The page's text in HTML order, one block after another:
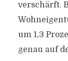
verschärft.
um 1,3
genau auf